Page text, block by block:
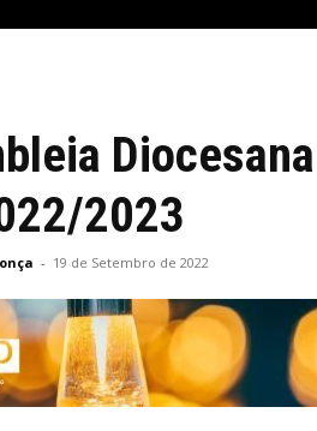
2023
- 19 de Setembro de 2022